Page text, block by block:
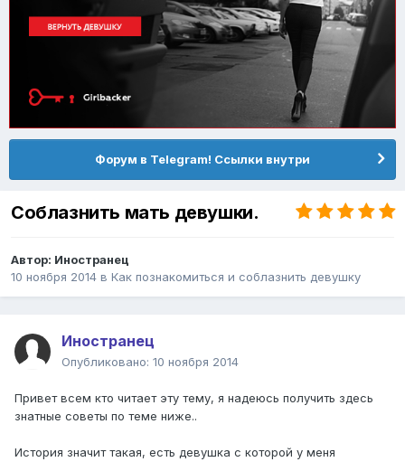
Форум в Telegram! Ссылки внутри
Соблазнить мать девушки.
Автор: Иностранец
10 ноября 2014 в Как познакомиться и соблазнить девушку
Иностранец
Опубликовано: 10 ноября 2014
Привет всем кто читает эту тему, я надеюсь получить здесь
знатные советы по теме ниже..
История значит такая, есть девушка с которой у меня